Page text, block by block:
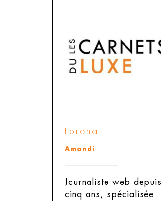
Lorena
Amandi
Journaliste web depuis
cinq ans, spécialisée